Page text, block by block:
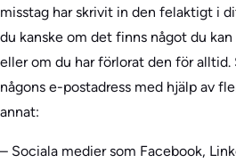
misstag har skrivit in den felaktigt i
du kanske om det finns något du
eller om du har förlorat den för
någons e-postadress med hjälp av
annat:
– Sociala medier som Facebook,